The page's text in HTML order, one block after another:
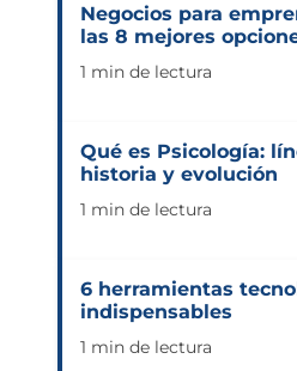
Negocios para
las 8 mejores
1 min de lectura
Qué es Psicología:
historia y evolución
1 min de lectura
6 herramientas
indispensables
1 min de lectura